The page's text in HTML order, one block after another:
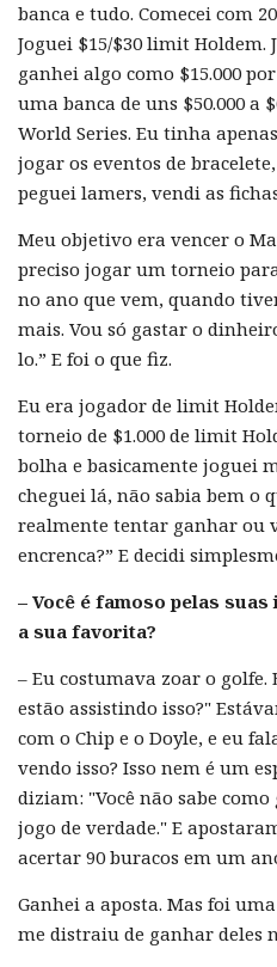
banca e tudo. Comecei com
Joguei $15/$30 limit Holdem.
ganhei algo como $15.000
uma banca de uns $50.000 a
World Series. Eu tinha
jogar os eventos de
peguei lamers, vendi as
Meu objetivo era vencer o
preciso jogar um torneio
no ano que vem, quando
mais. Vou só gastar o
lo.” E foi o que fiz.
Eu era jogador de limit
torneio de $1.000 de limit
bolha e basicamente joguei
cheguei lá, não sabia bem o
realmente tentar ganhar ou
encrenca?” E decidi
– Você é famoso pelas
a sua favorita?
– Eu costumava zoar o golfe.
estão assistindo isso?"
com o Chip e o Doyle, e eu
vendo isso? Isso nem é um
diziam: "Você não sabe
jogo de verdade." E
acertar 90 buracos em um
Ganhei a aposta. Mas foi
me distraiu de ganhar deles